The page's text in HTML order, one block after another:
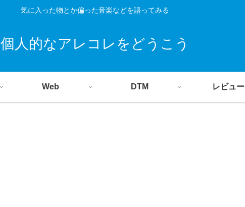
気に入った物とか偏った音楽などを語ってみる
個人的なアレコレをどうこう
Web DTM レビュー